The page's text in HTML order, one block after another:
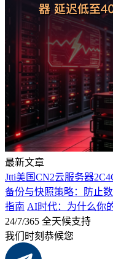
最新文章
Jtti美国CN2云服务器
备份与快照策略：防止
指南 AI时代：为什么你
24/7/365 全天候支持
我们时刻恭候您